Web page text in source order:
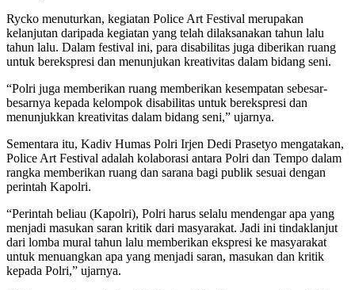
Rycko menuturkan, kegiatan Police Art Festival merupakan
kelanjutan daripada kegiatan yang telah dilaksanakan tahun lalu
tahun lalu. Dalam festival ini, para disabilitas juga diberikan ruang
untuk berekspresi dan menunjukan kreativitas dalam bidang seni.
“Polri juga memberikan ruang memberikan kesempatan sebesar-
besarnya kepada kelompok disabilitas untuk berekspresi dan
menunjukkan kreativitas dalam bidang seni,” ujarnya.
Sementara itu, Kadiv Humas Polri Irjen Dedi Prasetyo mengatakan,
Police Art Festival adalah kolaborasi antara Polri dan Tempo dalam
rangka memberikan ruang dan sarana bagi publik sesuai dengan
perintah Kapolri.
“Perintah beliau (Kapolri), Polri harus selalu mendengar apa yang
menjadi masukan saran kritik dari masyarakat. Jadi ini tindaklanjut
dari lomba mural tahun lalu memberikan ekspresi ke masyarakat
untuk menuangkan apa yang menjadi saran, masukan dan kritik
kepada Polri,” ujarnya.